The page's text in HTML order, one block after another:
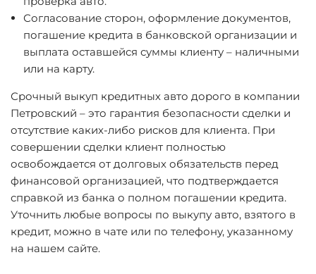
Согласование сторон, оформление документов,
погашение кредита в банковской организации и
выплата оставшейся суммы клиенту – наличными
или на карту.
Срочный выкуп кредитных авто дорого в компании
Петровский – это гарантия безопасности сделки и
отсутствие каких-либо рисков для клиента. При
совершении сделки клиент полностью
освобождается от долговых обязательств перед
финансовой организацией, что подтверждается
справкой из банка о полном погашении кредита.
Уточнить любые вопросы по выкупу авто, взятого в
кредит, можно в чате или по телефону, указанному
на нашем сайте.